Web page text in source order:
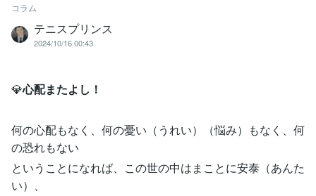
コラム
テニスプリンス
2024/10/16 00:43
💎心配またよし！
何の心配もなく、何の憂い（うれい）（悩み）もなく、何
の恐れもない
ということになれば、この世の中はまことに安泰（あんた
い）、